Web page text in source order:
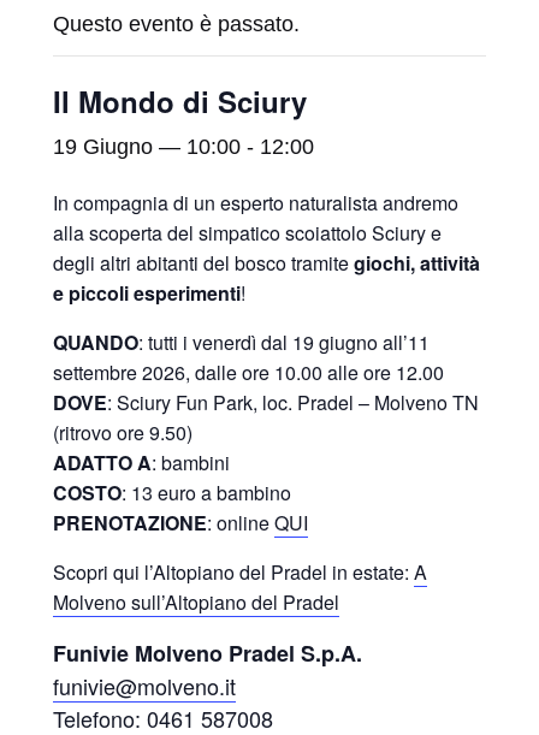
Questo evento è passato.
Il Mondo di Sciury
19 Giugno — 10:00 - 12:00
In compagnia di un esperto naturalista andremo
alla scoperta del simpatico scoiattolo Sciury e
degli altri abitanti del bosco tramitegiochi, attività
e piccoli esperimenti!
QUANDO: tutti i venerdì dal 19 giugno all’11
settembre 2026, dalle ore 10.00 alle ore 12.00
DOVE: Sciury Fun Park, loc. Pradel – Molveno TN
(ritrovo ore 9.50)
ADATTO A: bambini
COSTO: 13 euro a bambino
PRENOTAZIONE: onlineQUI
Scopri qui l’Altopiano del Pradel in estate: A
Molveno sull’Altopiano del Pradel
Funivie Molveno Pradel S.p.A.
funivie@molveno.it
Telefono: 0461 587008